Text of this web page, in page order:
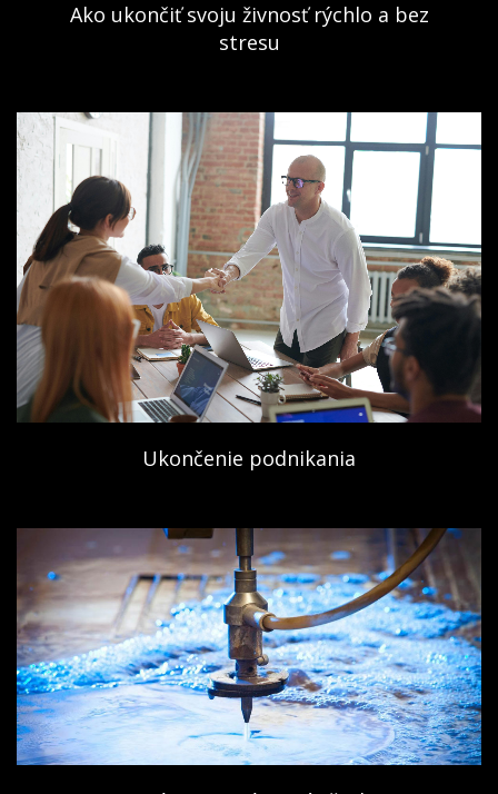
Ako ukončiť svoju živnosť rýchlo a bez
stresu
Ukončenie podnikania